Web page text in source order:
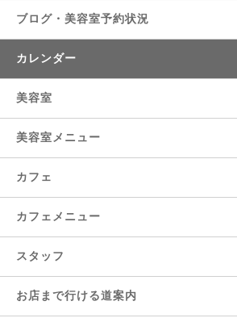
ブログ・美容室予約状況
カレンダー
美容室
美容室メニュー
カフェ
カフェメニュー
スタッフ
お店まで行ける道案内